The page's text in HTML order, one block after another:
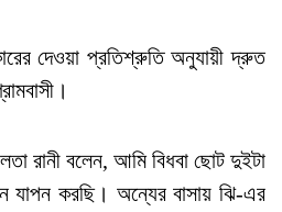
দেওয়া প্রতিশ্রুতি অনুযায়ী দ্রুত
রানী বলেন, আমি বিধবা ছোট দুইটা
যাপন করছি। অন্যের বাসায় ঝি-এর